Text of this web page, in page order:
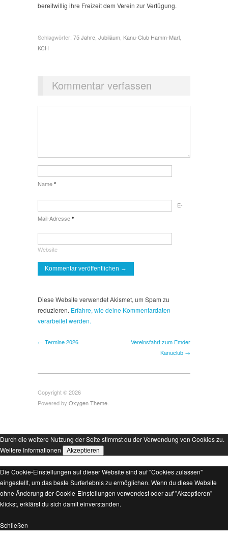
bereitwillig ihre Freizeit dem Verein zur Verfügung.
Schlagwörter: 75 Jahre Jubiläum Kanu-Club Hamm-Marl
KCH
Kommentar verfassen
Name *
E-
Mail-Adresse *
Website
Diese Website verwendet Akismet, um Spam zu
reduzieren. Erfahre, wie deine Kommentardaten
verarbeitet werden.
← Termine 2026
Vereinsfahrt zum Emder
Kanuclub →
Copyright © 2026
Powered by Oxygen Theme
Durch die weitere Nutzung der Seite stimmst du der Verwendung von Cookies zu.
Weitere Informationen
Akzeptieren
Die Cookie-Einstellungen auf dieser Website sind auf "Cookies zulassen"
eingestellt, um das beste Surferlebnis zu ermöglichen. Wenn du diese Website
ohne Änderung der Cookie-Einstellungen verwendest oder auf "Akzeptieren"
klickst, erklärst du sich damit einverstanden.
Schließen